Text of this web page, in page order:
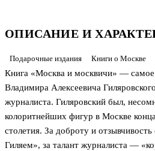
ОПИСАНИЕ И
Подарочные издания Книги о Москве
Книга «Москва и москвичи» — самое
Владимира Алексеевича
журналиста. Гиляровский был,
колоритнейших фигур в Москве
столетия. За доброту и
Гиляем», за талант журналиста —